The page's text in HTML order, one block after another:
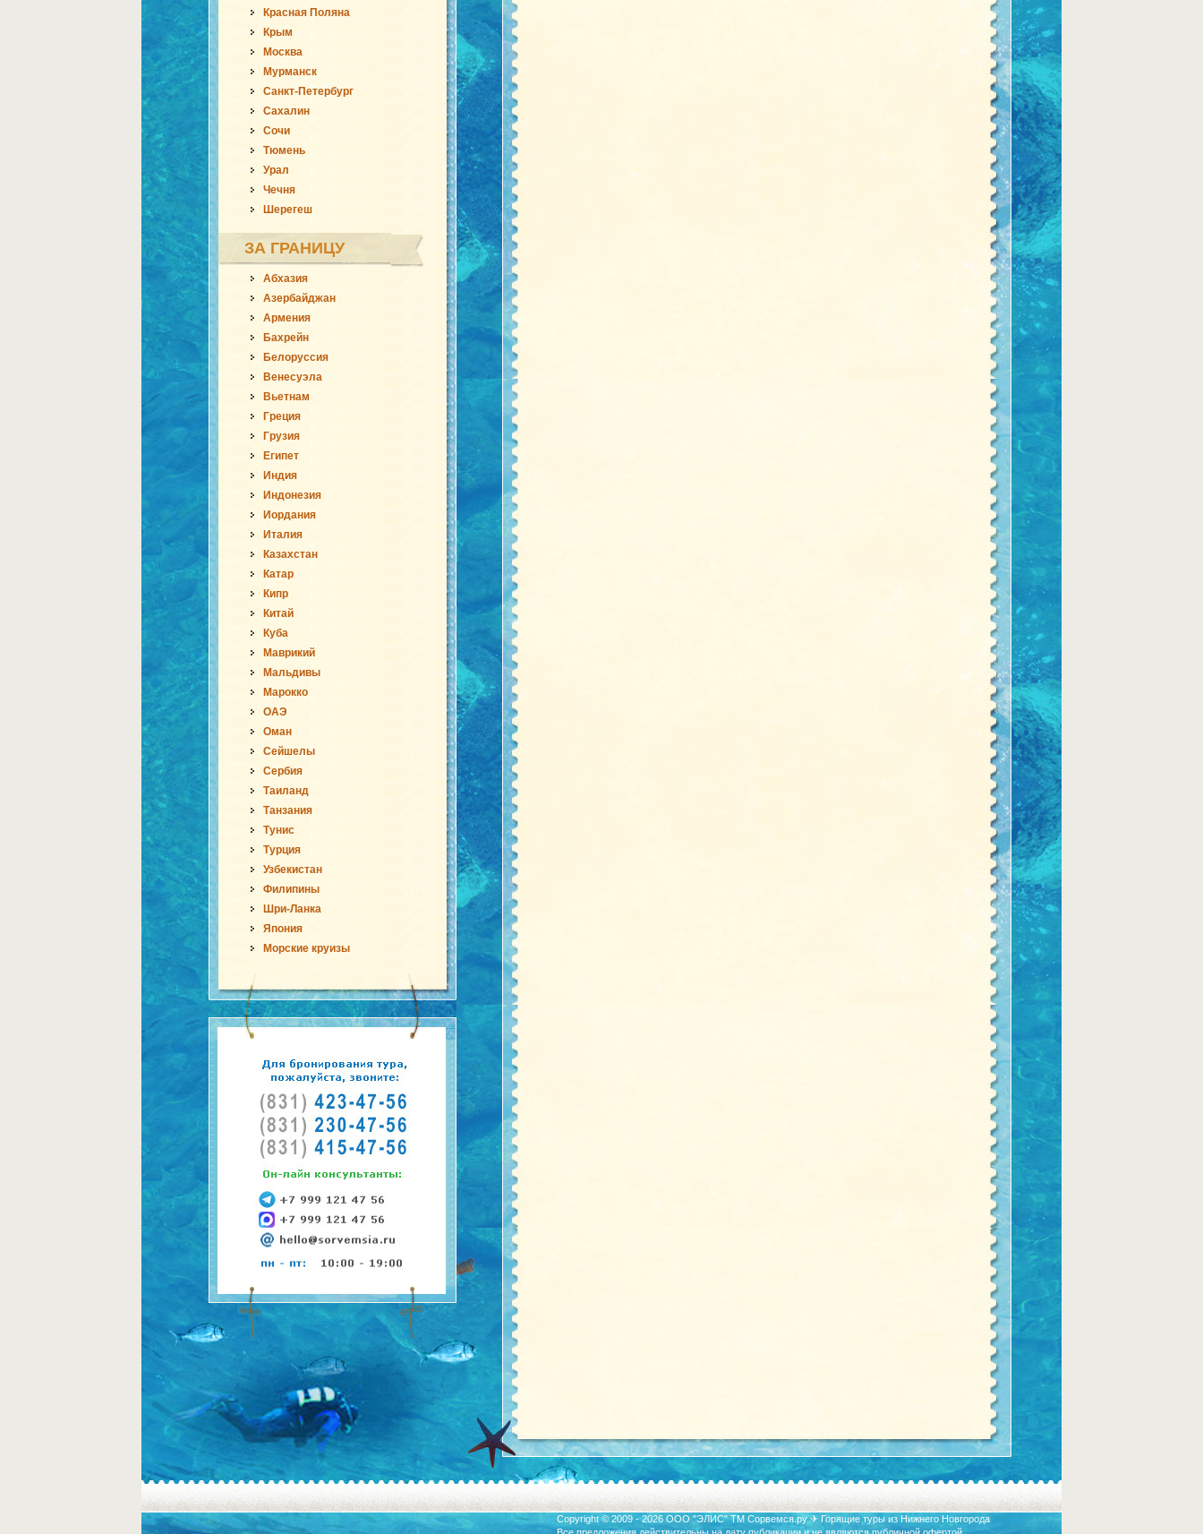
Красная Поляна
Крым
Москва
Мурманск
Санкт-Петербург
Сахалин
Сочи
Тюмень
Урал
Чечня
Шерегеш
ЗА ГРАНИЦУ
Абхазия
Азербайджан
Армения
Бахрейн
Белоруссия
Венесуэла
Вьетнам
Греция
Грузия
Египет
Индия
Индонезия
Иордания
Италия
Казахстан
Катар
Кипр
Китай
Куба
Маврикий
Мальдивы
Марокко
ОАЭ
Оман
Сейшелы
Сербия
Таиланд
Танзания
Тунис
Турция
Узбекистан
Филипины
Шри-Ланка
Япония
Морские круизы
Copyright © 2009 - 2026 ООО "ЭЛИС" ТМ Сорвемся.ру ✈ Горящие туры из Нижнего Новгорода